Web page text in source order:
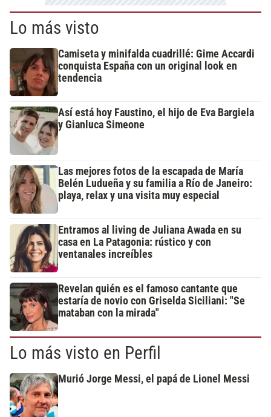
Lo más visto
Camiseta y minifalda cuadrillé: Gime Accardi
conquista España con un original look en
tendencia
Así está hoy Faustino, el hijo de Eva Bargiela
y Gianluca Simeone
Las mejores fotos de la escapada de María
Belén Ludueña y su familia a Río de Janeiro:
playa, relax y una visita muy especial
Entramos al living de Juliana Awada en su
casa en La Patagonia: rústico y con
ventanales increíbles
Revelan quién es el famoso cantante que
estaría de novio con Griselda Siciliani: "Se
mataban con la mirada"
Lo más visto en Perfil
Murió Jorge Messi, el papá de Lionel Messi